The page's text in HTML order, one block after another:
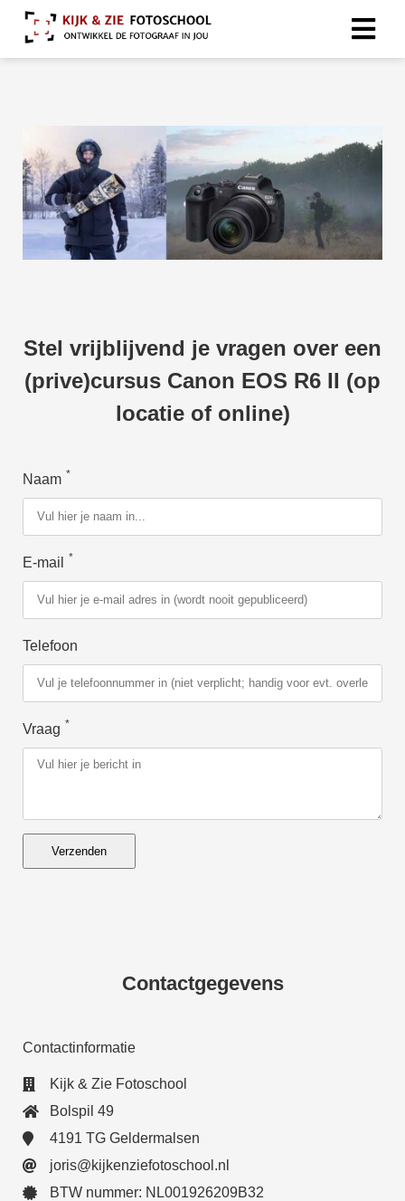
Stel vrijblijvend je vragen over een
(prive)cursus Canon EOS R6 II (op
locatie of online)
Naam *
E-mail *
Telefoon
Vraag *
Verzenden
Contactgegevens
Contactinformatie
Kijk & Zie Fotoschool
Bolspil 49
4191 TG Geldermalsen
joris@kijkenziefotoschool.nl
BTW nummer: NL001926209B32